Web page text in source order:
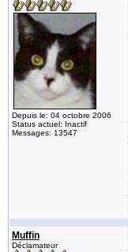
Depuis le: 04 octobre 2006
Status actuel: Inactif
Messages: 13547
Muffin
Déclamateur